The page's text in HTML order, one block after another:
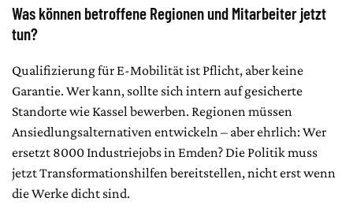
Was können betroffene Regionen und Mitarbeiter jetzt
tun?
Qualifizierung für E-Mobilität ist Pflicht, aber keine
Garantie. Wer kann, sollte sich intern auf gesicherte
Standorte wie Kassel bewerben. Regionen müssen
Ansiedlungsalternativen entwickeln – aber ehrlich: Wer
ersetzt 8000 Industriejobs in Emden? Die Politik muss
jetzt Transformationshilfen bereitstellen, nicht erst wenn
die Werke dicht sind.